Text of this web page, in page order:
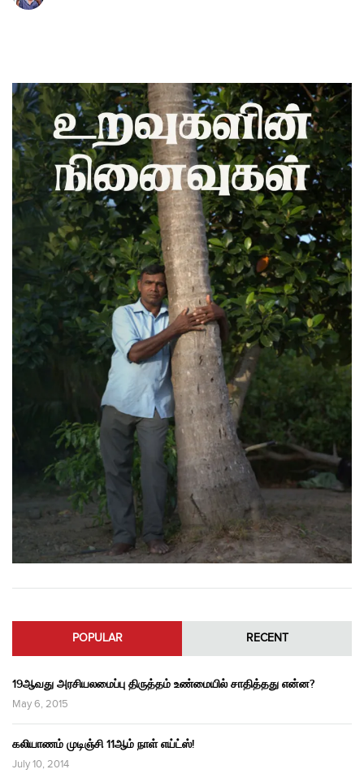
POPULAR RECENT
19ஆவது அரசியலமைப்பு திருத்தம் உண்மையில் சாதித்தது என்ன?
May 6, 2015
கலியாணம் முடிஞ்சி 11ஆம் நாள் எய்ட்ஸ்!
July 10, 2014